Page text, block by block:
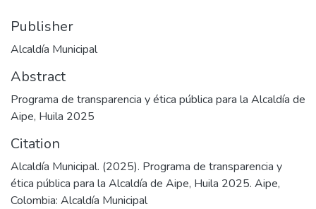
Publisher
Alcaldía Municipal
Abstract
Programa de transparencia y ética pública para la Alcaldía de
Aipe, Huila 2025
Citation
Alcaldía Municipal. (2025). Programa de transparencia y
ética pública para la Alcaldía de Aipe, Huila 2025. Aipe,
Colombia: Alcaldía Municipal